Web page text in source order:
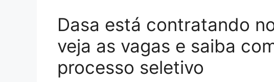
Dasa está contratando
veja as vagas e saiba
processo seletivo